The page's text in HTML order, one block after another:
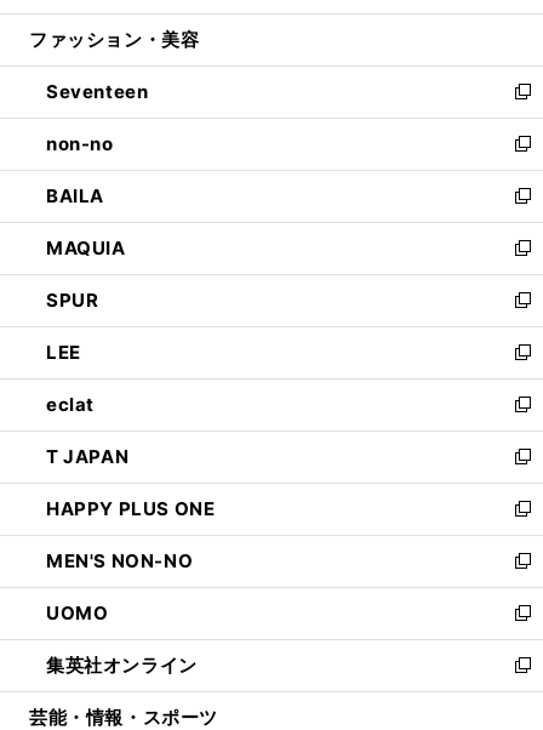
開
ウ
開
く
ン
ウ
で
開
く
ウ
ン
ド
ウ
で
開
く
ファッション・美容
Seventeen
新
し
い
ウ
ィ
ン
ド
ウ
で
開
く
non-no
新
し
い
ウ
ィ
ン
ド
ウ
で
開
く
BAILA
新
し
い
ウ
ィ
ン
ド
ウ
で
開
く
MAQUIA
新
し
い
ウ
ィ
ン
ド
ウ
で
開
く
SPUR
新
し
い
ウ
ィ
ン
ド
ウ
で
開
く
LEE
新
し
い
ウ
ィ
ン
ド
ウ
で
開
く
eclat
新
し
い
ウ
ィ
ン
ド
ウ
で
開
く
T JAPAN
新
し
い
ウ
ィ
ン
ド
ウ
で
開
HAPPY PLUS ONE
新
し
い
ウ
ィ
ン
ド
ウ
MEN'S NON-NO
新
し
い
ウ
ィ
ン
UOMO
新
し
い
ウ
集英社オンライン
新
し
芸能・情報・スポーツ